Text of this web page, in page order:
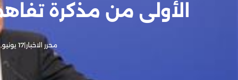
الأولى من مذكرة
محرر الاخبار|17 يونيو, 2026